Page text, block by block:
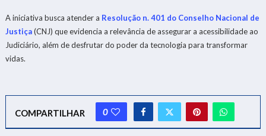
A iniciativa busca atender a Resolução n. 401 do Conselho Nacional de
Justiça(CNJ) que evidencia a relevância de assegurar a acessibilidade ao
Judiciário, além de desfrutar do poder da tecnologia para transformar
vidas.
COMPARTILHAR 0